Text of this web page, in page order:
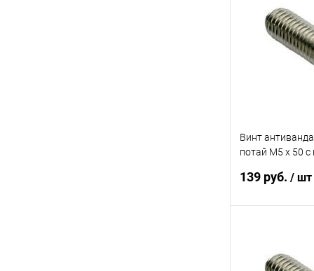
Купить в 1
В избранное
Винт
потай M5 x 50 с
6шт)
139 руб. / шт